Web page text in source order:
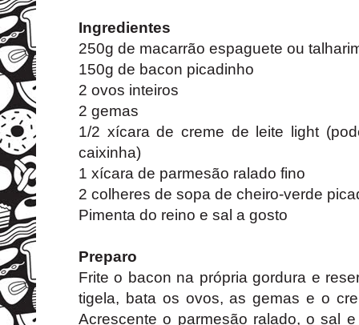
Ingredientes
250g de macarrão espaguete ou
150g de bacon picadinho
2 ovos inteiros
2 gemas
1/2 xícara de creme de leite light
caixinha)
1 xícara de parmesão ralado fino
2 colheres de sopa de cheiro-verde
Pimenta do reino e sal a gosto
Preparo
Frite o bacon na própria gordura e
tigela, bata os ovos, as gemas e o
Acrescente o parmesão ralado, o sal